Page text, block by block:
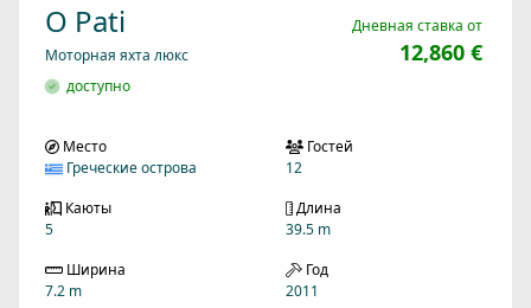
O Pati
Моторная яхта люкс
доступно
Дневная ставка от
12,860 €
Место
Греческие острова
Гостей
12
Каюты
5
Длина
39.5 m
Ширина
7.2 m
Год
2011